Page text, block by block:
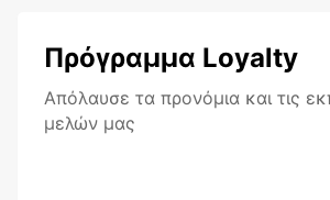
Πρόγραμμα Loyalty
Aπόλαυσε τα προνόμια και τις
μελών μας